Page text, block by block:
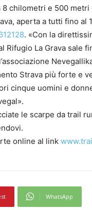
chilometri e 500
aperta a tutti fino al
. «Con la
Rifugio La Grava sale
Strava più forte e
cinque uomini e
le scarpe da trail
online al link
WhatsApp